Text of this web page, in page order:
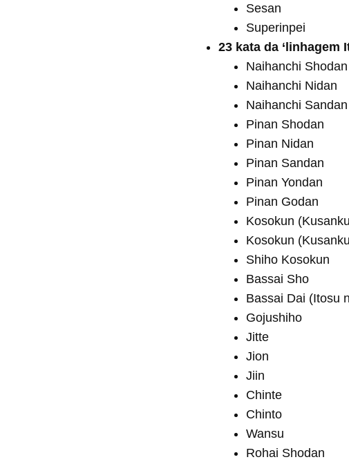
Sesan
Superinpei
23 kata da ‘linhagem
Naihanchi Shodan
Naihanchi Nidan
Naihanchi Sandan
Pinan Shodan
Pinan Nidan
Pinan Sandan
Pinan Yondan
Pinan Godan
Kosokun
Kosokun
Shiho Kosokun
Bassai Sho
Bassai Dai (Itosu
Gojushiho
Jitte
Jion
Jiin
Chinte
Chinto
Wansu
Rohai Shodan